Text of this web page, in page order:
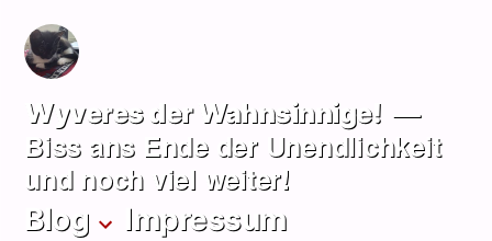
Zum
Inhalt
springen
Wyveres der Wahnsinnige!
Biss ans Ende der Unendlichkeit
und noch viel weiter!
Blog Impressum